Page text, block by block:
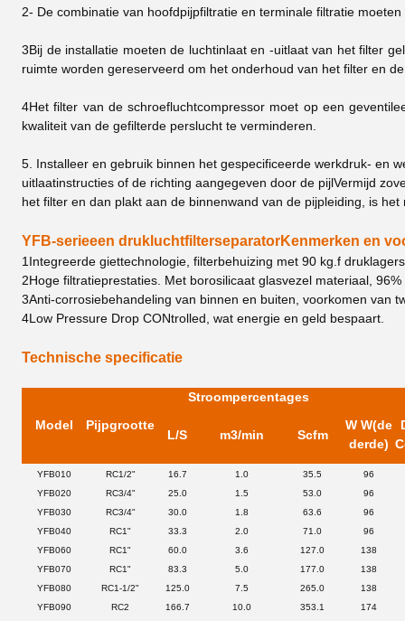
2- De combinatie van hoofdpijpfiltratie en terminale filtratie
3Bij de installatie moeten de luchtinlaat en -uitlaat van het filter
ruimte worden gereserveerd om het onderhoud van het filter en
4Het filter van de schroefluchtcompressor moet op een
kwaliteit van de gefilterde perslucht te verminderen.
5. Installeer en gebruik binnen het gespecificeerde werkdruk- en
uitlaatinstructies of de richting aangegeven door de pijlVermijd
het filter en dan plakt aan de binnenwand van de pijpleiding, is
YFB-serieeen drukluchtfilterseparatorKenmerken en
1Integreerde giettechnologie, filterbehuizing met 90 kg.f
2Hoge filtratieprestaties. Met borosilicaat glasvezel materiaal,
3Anti-corrosiebehandeling van binnen en buiten, voorkomen van
4Low Pressure Drop CONtrolled, wat energie en geld bespaart.
Technische specificatie
Model Pijpgrootte
Stroompercentages
L/S m3/min Scfm
W W(de
derde)
YFB010 RC1/2" 16.7 1.0 35.5
96
YFB020
RC3/4" 25.0 1.5 53.0
96
YFB030
RC3/4" 30.0 1.8 63.6
96
YFB040
RC1" 33.3 2.0 71.0
96
YFB060
RC1" 60.0 3.6 127.0
138
YFB070
RC1" 83.3 5.0 177.0
138
YFB080
RC1-1/2" 125.0 7.5 265.0
138
YFB090
RC2 166.7 10.0 353.1 174